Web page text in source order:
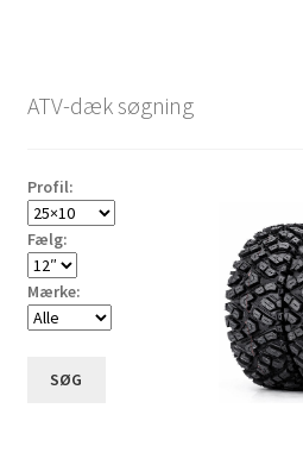
ATV-dæk søgning
Profil:
Fælg:
Mærke:
SØG